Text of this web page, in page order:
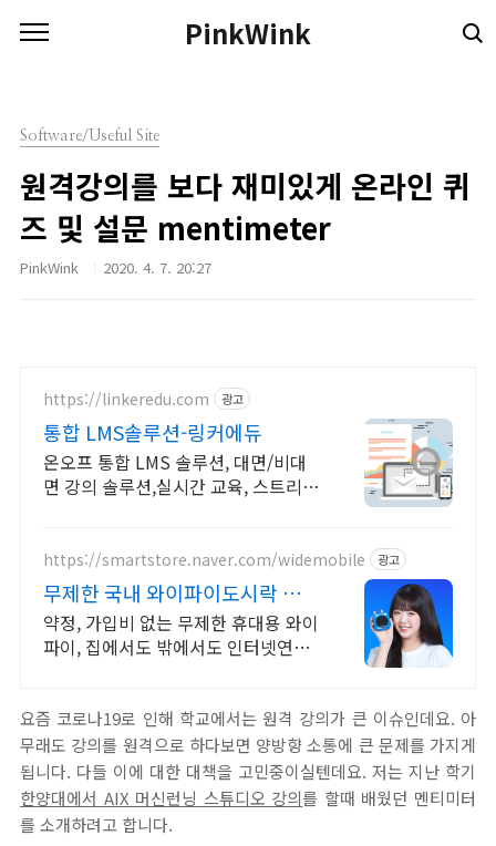
PinkWink
Software/Useful Site
원격강의를 보다 재미있게 온라인 퀴
즈 및 설문 mentimeter
PinkWink 2020. 4. 7. 20:27
https://linkeredu.com 광고
통합 LMS솔루션-링커에듀
온오프 통합 LMS 솔루션, 대면/비대
면 강의 솔루션,실시간 교육, 스트리밍
https://smartstore.naver.com/widemobile 광고
무제한 국내 와이파이도시락 약
정/가입비없이 무료반납까지
약정, 가입비 없는 무제한 휴대용 와이
파이, 집에서도 밖에서도 인터넷연결
요즘 코로나19로 인해 학교에서는 원격 강의가 큰 이슈인데요. 아
무래도 강의를 원격으로 하다보면 양방향 소통에 큰 문제를 가지게
됩니다. 다들 이에 대한 대책을 고민중이실텐데요. 저는 지난 학기
한양대에서 AIX 머신런닝 스튜디오 강의를 할때 배웠던 멘티미터
를 소개하려고 합니다.